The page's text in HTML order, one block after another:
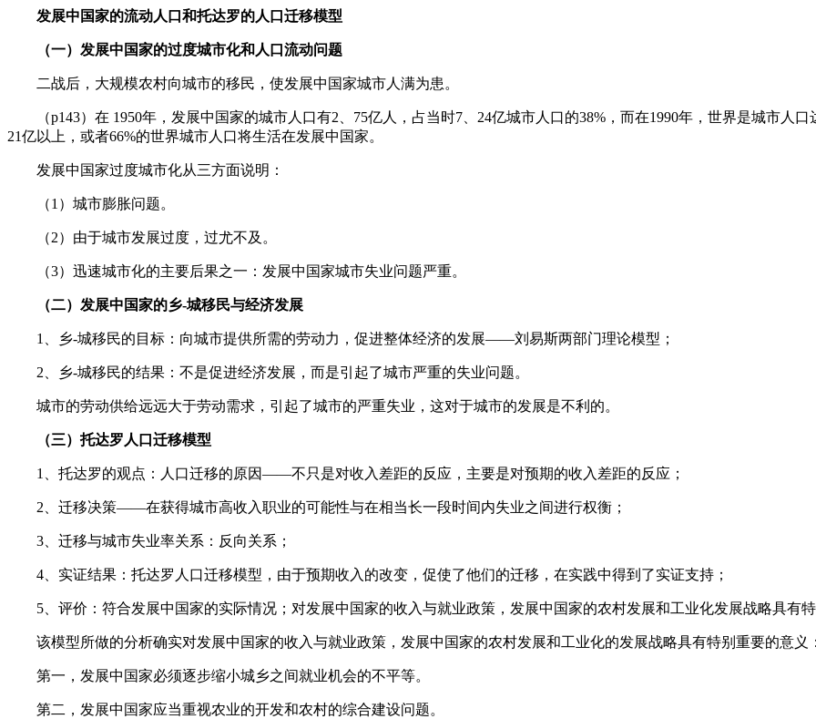
发展中国家的流动人口和托达罗的人口迁移模型
（一）发展中国家的过度城市化和人口流动问题
二战后，大规模农村向城市的移民，使发展中国家城市人满为患。
（p143）在 1950年，发展中国家的城市人口有2、75亿人，占当时7、24亿城市人口的38%，而在1990年，世界是城市人
21亿以上，或者66%的世界城市人口将生活在发展中国家。
发展中国家过度城市化从三方面说明：
（1）城市膨胀问题。
（2）由于城市发展过度，过尤不及。
（3）迅速城市化的主要后果之一：发展中国家城市失业问题严重。
（二）发展中国家的乡-城移民与经济发展
1、乡-城移民的目标：向城市提供所需的劳动力，促进整体经济的发展——刘易斯两部门理论模型；
2、乡-城移民的结果：不是促进经济发展，而是引起了城市严重的失业问题。
城市的劳动供给远远大于劳动需求，引起了城市的严重失业，这对于城市的发展是不利的。
（三）托达罗人口迁移模型
1、托达罗的观点：人口迁移的原因——不只是对收入差距的反应，主要是对预期的收入差距的反应；
2、迁移决策——在获得城市高收入职业的可能性与在相当长一段时间内失业之间进行权衡；
3、迁移与城市失业率关系：反向关系；
4、实证结果：托达罗人口迁移模型，由于预期收入的改变，促使了他们的迁移，在实践中得到了实证支持；
5、评价：符合发展中国家的实际情况；对发展中国家的收入与就业政策，发展中国家的农村发展和工业化发展战略具有特
该模型所做的分析确实对发展中国家的收入与就业政策，发展中国家的农村发展和工业化的发展战略具有特别重要的意义：
第一，发展中国家必须逐步缩小城乡之间就业机会的不平等。
第二，发展中国家应当重视农业的开发和农村的综合建设问题。